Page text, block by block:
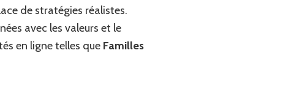
de stratégies réalistes.
avec les valeurs et le
en ligne telles que Familles